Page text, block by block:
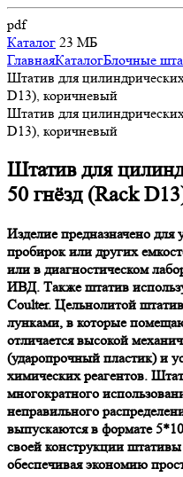
pdf
Каталог 23 МБ
ГлавнаяКаталогБлочные
Штатив для
D13), коричневый
Штатив для
D13), коричневый
Штатив для
50 гнёзд (Rack
Изделие предназначено для
пробирок или других
или в диагностическом
ИВД. Также штатив
Coulter. Цельнолитой
лунками, в которые
отличается высокой
(ударопрочный пластик) и
химических реагентов.
многократного
неправильного
выпускаются в формате
своей конструкции
обеспечивая экономию